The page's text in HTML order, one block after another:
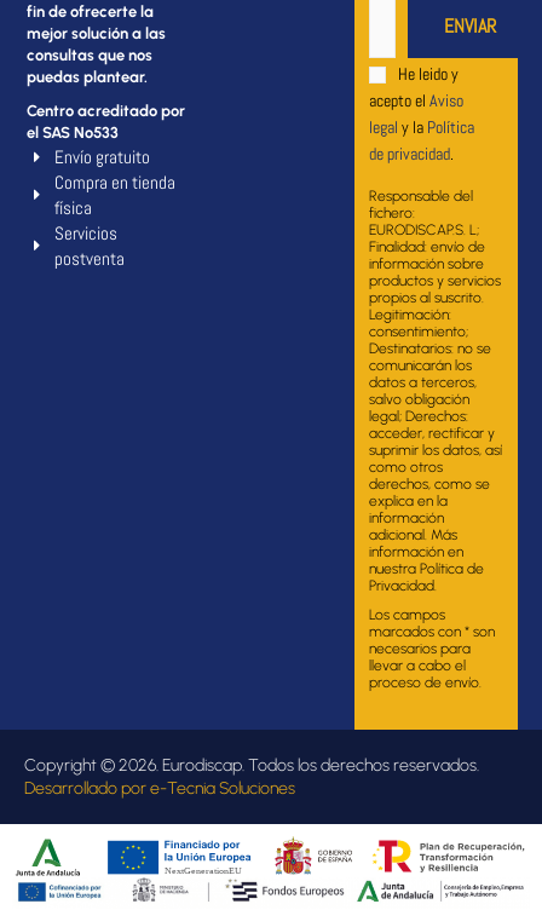
fin de ofrecerte la
mejor solución a las
consultas que nos
puedas plantear.
Centro acreditado por
el SAS Nº533
Envío gratuito
Compra en tienda
física
Servicios
postventa
He leido y
acepto el Aviso
legal y la Política
de privacidad.
Responsable del
fichero:
EURODISCAP.S. L;
Finalidad: envío de
información sobre
productos y servicios
propios al suscrito.
Legitimación:
consentimiento;
Destinatarios: no se
comunicarán los
datos a terceros,
salvo obligación
legal; Derechos:
acceder, rectificar y
suprimir los datos, así
como otros
derechos, como se
explica en la
información
adicional. Más
información en
nuestra Política de
Privacidad.
Los campos
marcados con * son
necesarios para
llevar a cabo el
proceso de envío.
Copyright © 2026. Eurodiscap. Todos los derechos reservados.
Desarrollado pore-Tecnia Soluciones